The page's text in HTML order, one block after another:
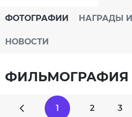
ФОТОГРАФИИ НАГРАДЫ
НОВОСТИ
ФИЛЬМОГРАФИЯ
1 2 3